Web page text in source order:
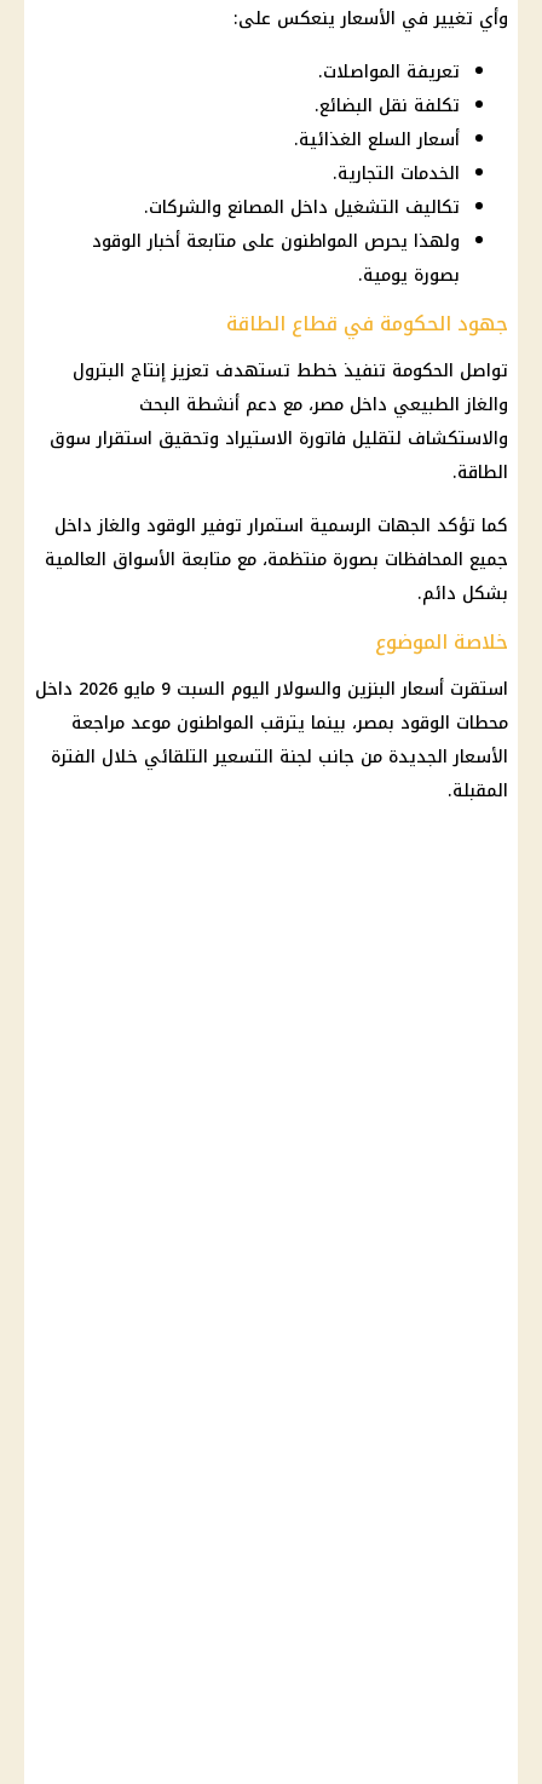
وأي تغيير في الأسعارينعكس على:
تعريفة المواصلات.
تكلفة نقل البضائع.
أسعار السلع الغذائية.
الخدمات التجارية.
تكاليف التشغيل داخل المصانع والشركات.
ولهذا يحرص المواطنون على متابعة أخبار الوقود
بصورة يومية.
جهود الحكومة في قطاع الطاقة
تواصل الحكومة تنفيذ خطط تستهدف تعزيز إنتاج البترول
والغاز الطبيعي داخل مصر، مع دعم أنشطة البحث
والاستكشاف لتقليل فاتورة الاستيراد وتحقيق استقرار سوق
الطاقة.
كما تؤكد الجهات الرسمية استمرارتوفيرالوقود والغاز داخل
جميع المحافظات بصورة منتظمة، مع متابعة الأسواق العالمية
بشكل دائم.
خلاصة الموضوع
استقرت أسعار البنزين والسولار اليوم السبت 9 مايو 2026
داخل
محطات الوقود بمصر، بينما يترقب المواطنون موعد مراجعة
الأسعارالجديدة من جانب لجنة التسعير التلقائي خلال الفترة
المقبلة.